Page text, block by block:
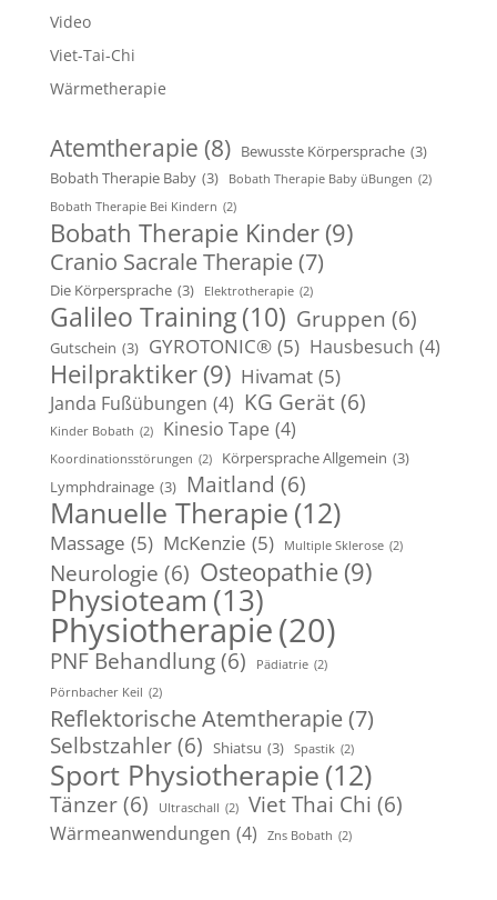
Video
Viet-Tai-Chi
Wärmetherapie
Atemtherapie (8) Bewusste Körpersprache (3)
Bobath Therapie Baby (3) Bobath Therapie Baby üBungen (2)
Bobath Therapie Bei Kindern (2)
Bobath Therapie Kinder (9)
Cranio Sacrale Therapie(7)
Die Körpersprache (3) Elektrotherapie (2)
Galileo Training(10) Gruppen (6)
Gutschein (3) GYROTONIC® (5) Hausbesuch (4)
Heilpraktiker (9) Hivamat (5)
Janda Fußübungen (4) KG Gerät (6)
Kinder Bobath (2) Kinesio Tape (4)
Koordinationsstörungen (2) Körpersprache Allgemein (3)
Lymphdrainage (3) Maitland (6)
Manuelle Therapie (12)
Massage (5) McKenzie (5) Multiple Sklerose (2)
Neurologie (6) Osteopathie (9)
Physioteam (13)
Physiotherapie(20)
PNF Behandlung (6) Pädiatrie (2)
Pörnbacher Keil (2)
Reflektorische Atemtherapie(7)
Selbstzahler (6) Shiatsu (3) Spastik (2)
Sport Physiotherapie (12)
Tänzer (6) Ultraschall (2) Viet Thai Chi (6)
Wärmeanwendungen (4) Zns Bobath (2)